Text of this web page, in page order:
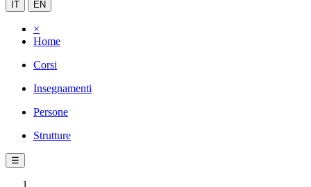
IT EN
×
Home
Corsi
Insegnamenti
Persone
Strutture
☰